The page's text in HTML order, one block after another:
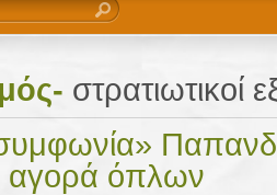
στρατιωτικοί
αγορά όπλων